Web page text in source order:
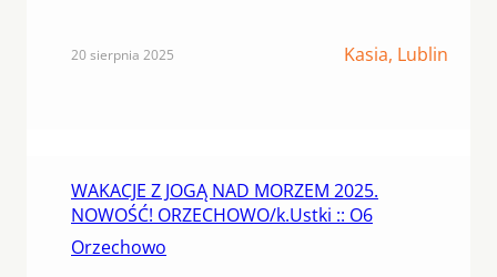
20 sierpnia 2025 Kasia, Lublin
WAKACJE Z JOGĄ NAD MORZEM 2025.
NOWOŚĆ! ORZECHOWO/k.Ustki :: O6
Orzechowo